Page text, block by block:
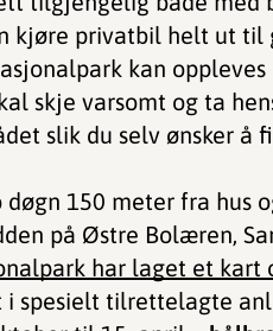
kjøre privatbil helt ut til
kan oppleves
skje varsomt og ta
slik du selv ønsker å
150 meter fra hus
på Østre Bolæren,
har laget et kart
spesielt tilrettelagte